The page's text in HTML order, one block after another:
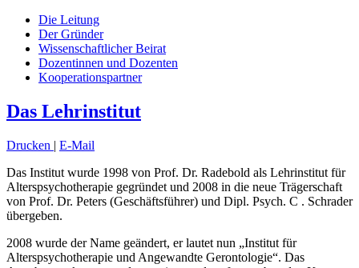
Die Leitung
Der Gründer
Wissenschaftlicher Beirat
Dozentinnen und Dozenten
Kooperationspartner
Das Lehrinstitut
Drucken | E-Mail
Das Institut wurde 1998 von Prof. Dr. Radebold als Lehrinstitut für
Alterspsychotherapie gegründet und 2008 in die neue Trägerschaft
von Prof. Dr. Peters (Geschäftsführer) und Dipl. Psych. C . Schrader
übergeben.
2008 wurde der Name geändert, er lautet nun „Institut für
Alterspsychotherapie und Angewandte Gerontologie“. Das